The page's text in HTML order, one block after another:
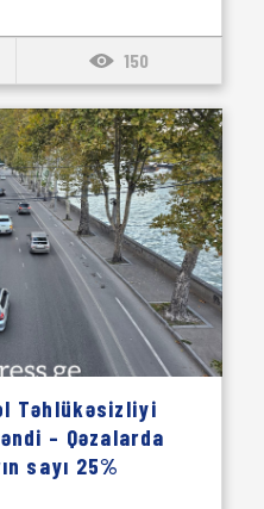
150
Təhlükəsizliyi
– Qəzalarda
sayı 25%